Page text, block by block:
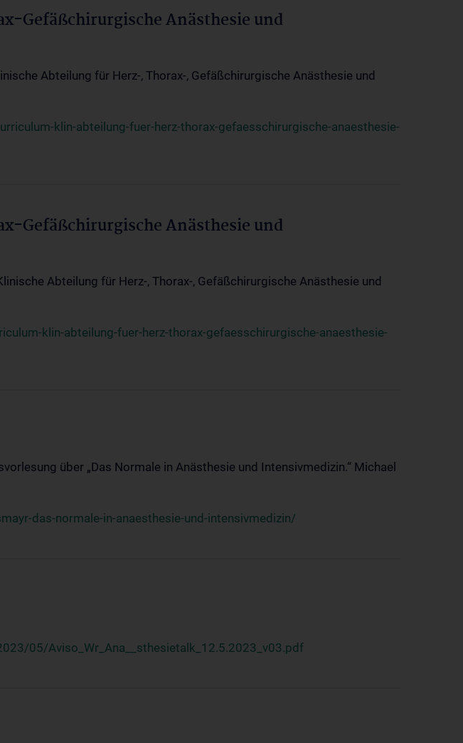
Gefäßchirurgische Anästhesie und
Abteilung für Herz-, Thorax-, Gefäßchirurgische Anästhesie und
klin-abteilung-fuer-herz-thorax-gefaesschirurgische-anaesthesie-
Gefäßchirurgische Anästhesie und
Abteilung für Herz-, Thorax-, Gefäßchirurgische Anästhesie und
klin-abteilung-fuer-herz-thorax-gefaesschirurgische-anaesthesie-
über „Das Normale in Anästhesie und Intensivmedizin.“ Michael
das-normale-in-anaesthesie-und-intensivmedizin/
05/Aviso_Wr_Ana__sthesietalk_12.5.2023_v03.pdf